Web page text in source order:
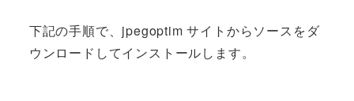
下記の手順で、jpegoptim サイトからソースをダ
ウンロードしてインストールします。